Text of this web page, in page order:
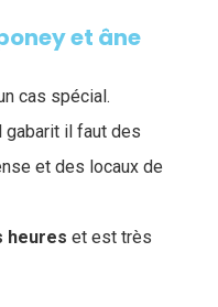
et âne
cas spécial.
gabarit il faut des
et des locaux de
heures et est très